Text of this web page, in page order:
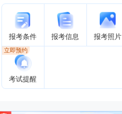
报考条件 报考信息 报考照片
考试提醒
立即预约